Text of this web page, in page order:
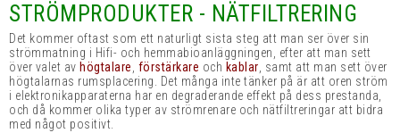
STRÖMPRODUKTER - NÄTFILTRERING
Det kommer oftast som ett naturligt sista steg att man ser över sin
strömmatning i Hifi- och hemmabioanläggningen, efter att man sett
över valet av högtalare, förstärkare och kablar, samt att man sett över
högtalarnas rumsplacering. Det många inte tänker på är att oren ström
i elektronikapparaterna har en degraderande effekt på dess prestanda,
och då kommer olika typer av strömrenare och nätfiltreringar att bidra
med något positivt.